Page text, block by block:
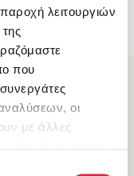
λειτουργιών
που
οι
με άλλες
17,91